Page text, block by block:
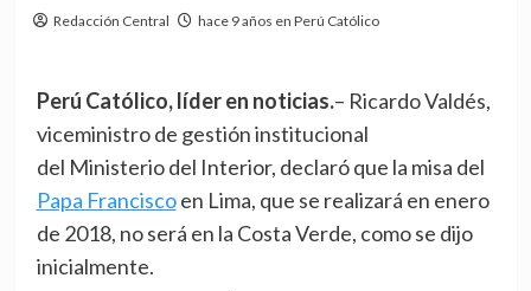
Redacción Central hace 9 años en Perú Católico
Perú Católico, líder en noticias.– Ricardo Valdés,
viceministro de gestión institucional
del Ministerio del Interior, declaró que la misa del
Papa Franciscoen Lima, que se realizará en enero
de 2018, no será en la Costa Verde, como se dijo
inicialmente.